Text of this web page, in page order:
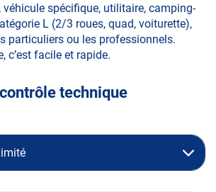
véhicule spécifique, utilitaire, camping-
L (2/3 roues, quad, voiturette),
particuliers ou les professionnels.
c’est facile et rapide.
technique